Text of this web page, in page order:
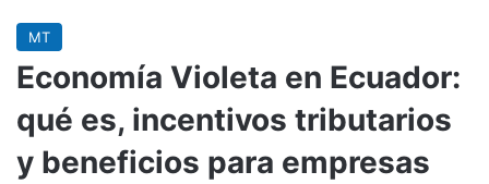
MT
Economía Violeta en Ecuador:
qué es, incentivos tributarios
y beneficios para empresas